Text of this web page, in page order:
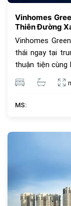
Vinhomes
Thiên Đường
Vinhomes
thái ngay tại
thuận tiện cùng
(hồ bơi, gym,
lại giá trị đầu tư
MS: